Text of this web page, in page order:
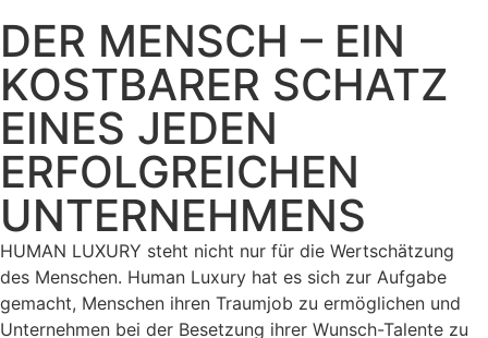
DER MENSCH – EIN
KOSTBARER SCHATZ
EINES JEDEN
ERFOLGREICHEN
UNTERNEHMENS
HUMAN LUXURY steht nicht nur für die Wertschätzung
des Menschen. Human Luxury hat es sich zur Aufgabe
gemacht, Menschen ihren Traumjob zu ermöglichen und
Unternehmen bei der Besetzung ihrer Wunsch-Talente zu